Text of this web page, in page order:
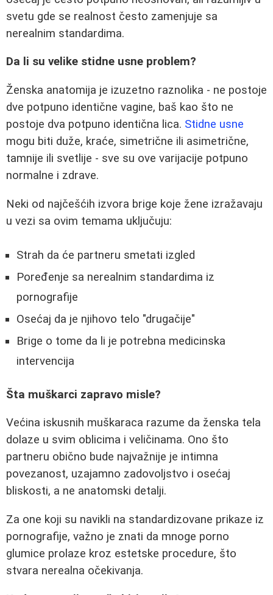
svetu gde se realnost često zamenjuje sa
nerealnim standardima.
Da li su velike stidne usne problem?
Ženska anatomija je izuzetno raznolika - ne postoje
dve potpuno identične vagine, baš kao što ne
postoje dva potpuno identična lica. Stidne usne
mogu biti duže, kraće, simetrične ili asimetrične,
tamnije ili svetlije - sve su ove varijacije potpuno
normalne i zdrave.
Neki od najčešćih izvora brige koje žene izražavaju
u vezi sa ovim temama uključuju:
Strah da će partneru smetati izgled
Poređenje sa nerealnim standardima iz
pornografije
Osećaj da je njihovo telo "drugačije"
Brige o tome da li je potrebna medicinska
intervencija
Šta muškarci zapravo misle?
Većina iskusnih muškaraca razume da ženska tela
dolaze u svim oblicima i veličinama. Ono što
partneru obično bude najvažnije je intimna
povezanost, uzajamno zadovoljstvo i osećaj
bliskosti, a ne anatomski detalji.
Za one koji su navikli na standardizovane prikaze iz
pornografije, važno je znati da mnoge porno
glumice prolaze kroz estetske procedure, što
stvara nerealna očekivanja.